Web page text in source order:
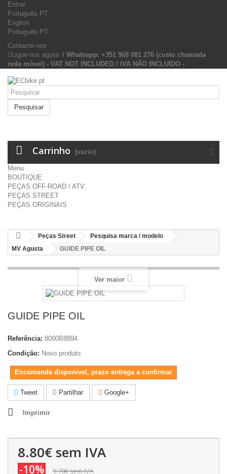
Entrar
Português PT
English
Português PT
Contacte-nos
Ligue-nos agora: / Whatsapp: +351 968 081 276 (custo chamada
rede móvel) - VAT NOT INCLUDED / IVA NÃO INCLUIDO -
Pesquisar
Carrinho (vazio)
Menu
BOUTIQUE
PEÇAS OFF-ROAD / ATV
PEÇAS STREET
PEÇAS ORIGINAIS
Peças Street
Pesquisa marca / modelo
MV Agusta
GUIDE PIPE OIL
Ver maior
GUIDE PIPE OIL
Referência: 8000B8894
Condição: Novo produto
Encomenda disponivel, prazo entrega a confirmar
Tweet Partilhar Google+
Imprimir
8.80€ sem IVA
-10% 9.78€sem IVA